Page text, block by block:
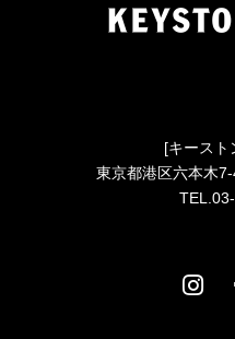
[キースト
東京都港区六本木